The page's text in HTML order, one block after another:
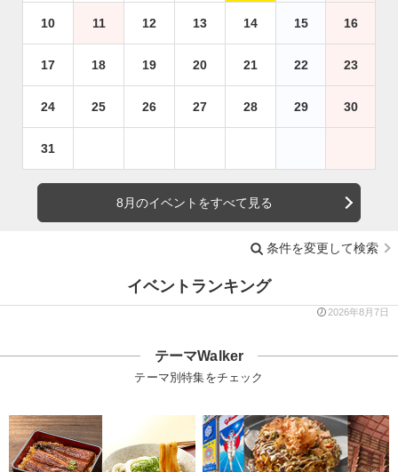
10 11 12 13 14 15 16
17 18 19 20 21 22 23
24 25 26 27 28 29 30
31
8月のイベントをすべて見る
条件を変更して検索
イベントランキング
2026年8月7日
テーマWalker
テーマ別特集をチェック